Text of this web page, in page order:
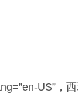
US”，